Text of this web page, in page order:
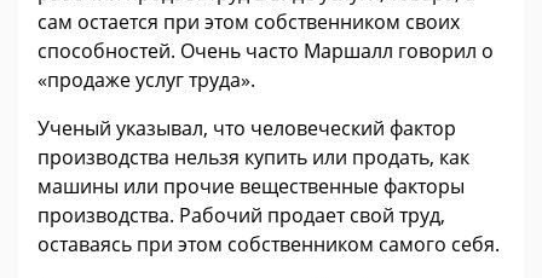
сам остается при этом собственником своих
способностей. Очень часто Маршалл говорил о
«продаже услуг труда».
Ученый указывал, что человеческий фактор
производства нельзя купить или продать, как
машины или прочие вещественные факторы
производства. Рабочий продает свой труд,
оставаясь при этом собственником самого себя.